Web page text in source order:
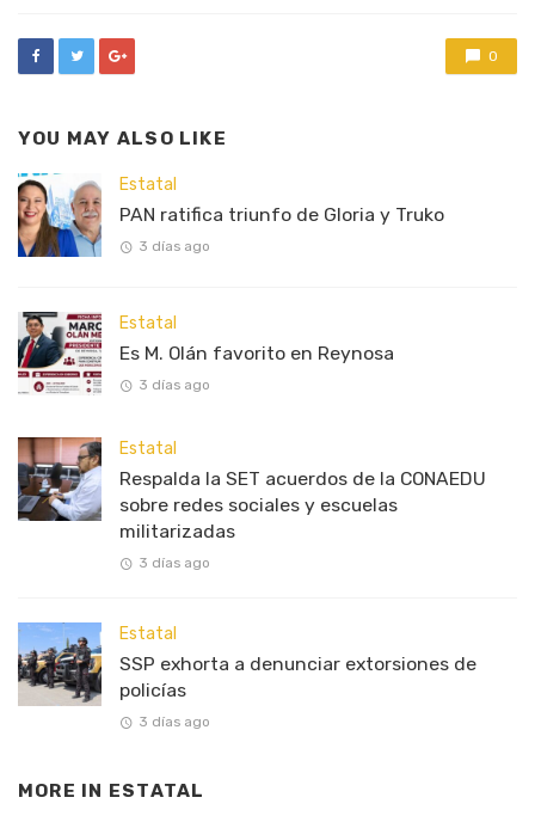
0
YOU MAY ALSO LIKE
Estatal
PAN ratifica triunfo de Gloria y Truko
3 días ago
Estatal
Es M. Olán favorito en Reynosa
3 días ago
Estatal
Respalda la SET acuerdos de la CONAEDU
sobre redes sociales y escuelas
militarizadas
3 días ago
Estatal
SSP exhorta a denunciar extorsiones de
policías
3 días ago
MORE IN ESTATAL